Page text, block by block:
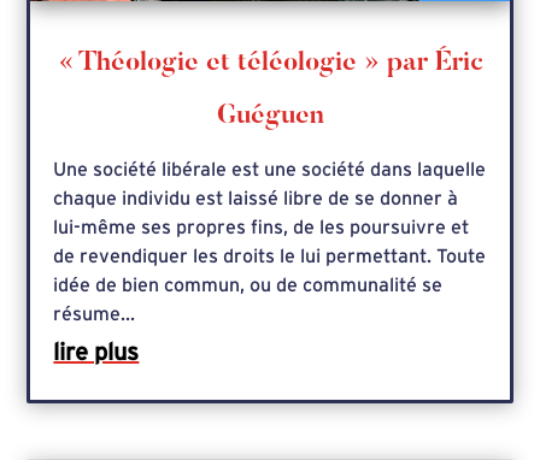
« Théologie et téléologie » par Éric
Guéguen
Une société libérale est une société dans laquelle
chaque individu est laissé libre de se donner à
lui-même ses propres fins, de les poursuivre et
de revendiquer les droits le lui permettant. Toute
idée de bien commun, ou de communalité se
résume...
lire plus